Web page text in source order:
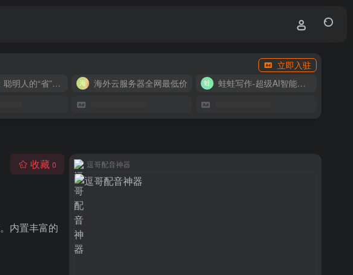
立即入驻
奇兔云：聪明人的“省”钱计划！ 海外云服务器全网最低价 蛙蛙写作-超级AI智能写作助手
收藏 0
内置丰富的
逗哥配音神器